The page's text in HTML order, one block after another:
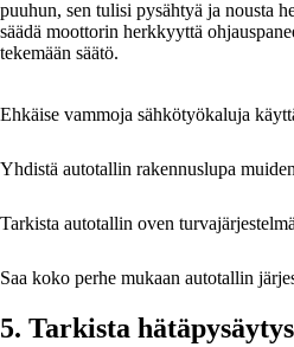
puuhun, sen tulisi pysähtyä ja nousta
säädä moottorin herkkyyttä
tekemään säätö.
Ehkäise vammoja sähkötyökaluja
Yhdistä autotallin rakennuslupa
Tarkista autotallin oven
Saa koko perhe mukaan autotallin
5. Tarkista